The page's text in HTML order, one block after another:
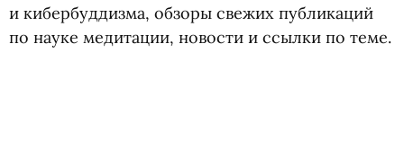
и кибербуддизма, обзоры свежих публикаций
по науке медитации, новости и ссылки по теме.